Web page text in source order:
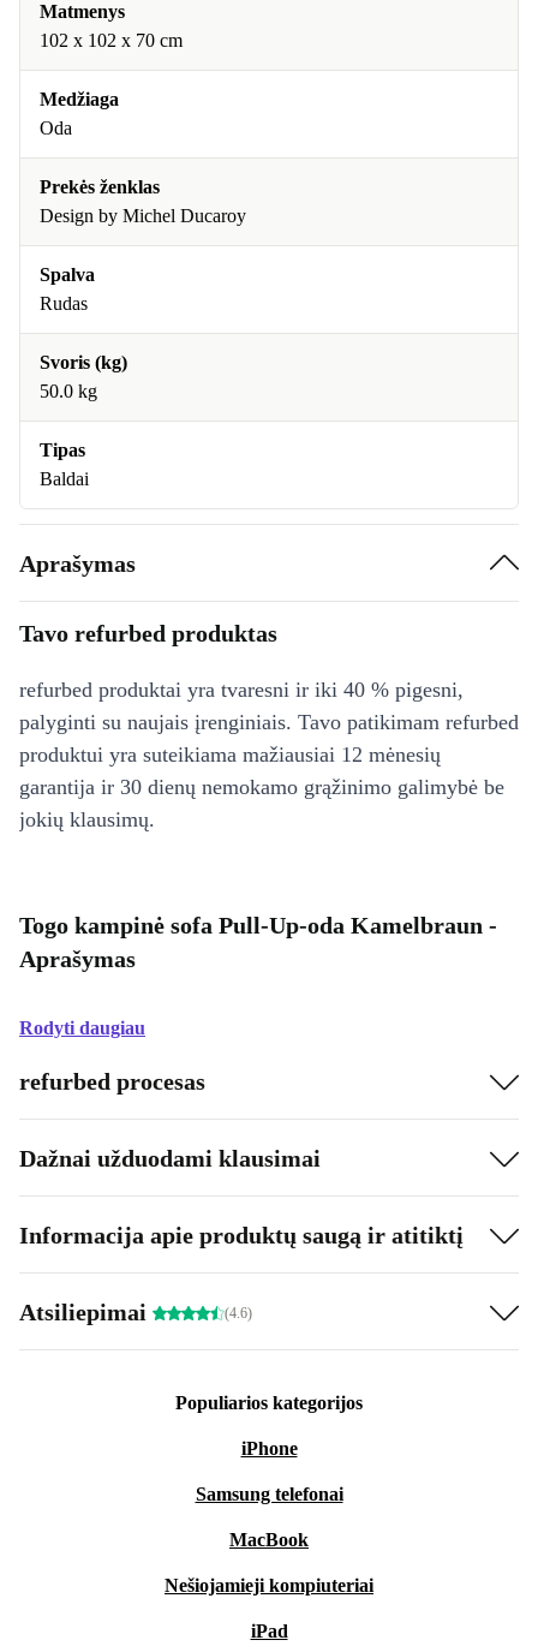
Matmenys
102 x 102 x 70 cm
Medžiaga
Oda
Prekės ženklas
Design by Michel Ducaroy
Spalva
Rudas
Svoris (kg)
50.0 kg
Tipas
Baldai
Aprašymas
Tavo refurbed produktas
refurbed produktai yra tvaresni ir iki 40 % pigesni,
palyginti su naujais įrenginiais. Tavo patikimam refurbed
produktui yra suteikiama mažiausiai 12 mėnesių
garantija ir 30 dienų nemokamo grąžinimo galimybė be
jokių klausimų.
Togo kampinė sofa Pull-Up-oda Kamelbraun -
Aprašymas
Rodyti daugiau
refurbed procesas
Dažnai užduodami klausimai
Informacija apie produktų saugą ir atitiktį
Atsiliepimai (4.6)
Populiarios kategorijos
iPhone
Samsung telefonai
MacBook
Nešiojamieji kompiuteriai
iPad